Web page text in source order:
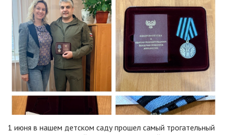
1 июня в нашем детском саду прошел самый трогательный